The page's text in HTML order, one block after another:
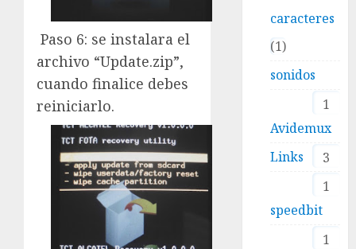
Paso 6: se instalara el
archivo “Update.zip”,
cuando finalice debes
reiniciarlo.
caracteres
1
sonidos
1
Avidemux
3
Links
1
speedbit
1